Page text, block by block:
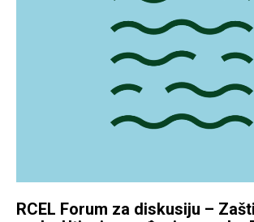
RCEL Forum za diskusiju –